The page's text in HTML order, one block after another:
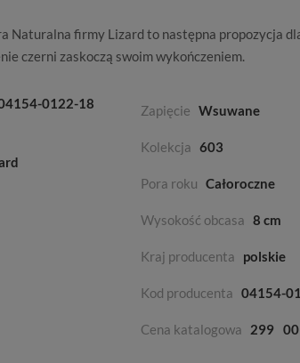
Naturalna firmy Lizard to następna propozycja
czerni zaskoczą swoim wykończeniem.
0122-18
Zapięcie Wsuwane
Kolekcja 603
Pora roku Całoroczne
Wysokość obcasa 8 cm
Kraj producenta polskie
Kod producenta 04154-
Cena katalogowa 299 00